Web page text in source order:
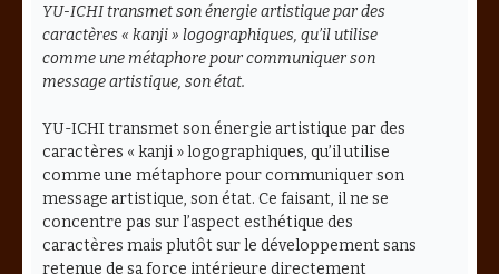
YU-ICHI transmet son énergie artistique par des
caractères « kanji » logographiques, qu’il utilise
comme une métaphore pour communiquer son
message artistique, son état.
YU-ICHI transmet son énergie artistique par des
caractères « kanji » logographiques, qu’il utilise
comme une métaphore pour communiquer son
message artistique, son état. Ce faisant, il ne se
concentre pas sur l’aspect esthétique des
caractères mais plutôt sur le développement sans
retenue de sa force intérieure directement